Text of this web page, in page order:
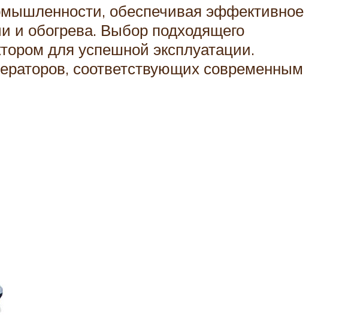
обеспечивая эффективное
и обогрева. Выбор подходящего
для успешной эксплуатации.
соответствующих современным